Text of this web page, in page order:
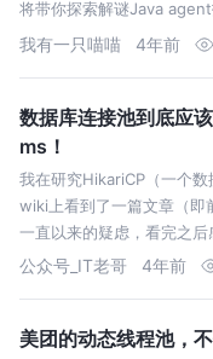
将带你探索解谜Java
框架背后实现基础！
我有一只喵喵 4年前
数据库连接池到底应
ms！
我在研究HikariCP（一个
wiki上看到了一篇文章（即
一直以来的疑虑，看完之
公众号_IT老哥 4年前
美团的动态线程池，